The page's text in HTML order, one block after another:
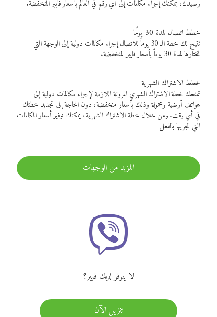
رصيدك، يمكنك إجراء مكالمات إلى أي رقم في العالم بأسعار فايبر المنخفضة.
خطط اتصال لمدة 30 يومًا
تتيح لك خطة الـ 30 يوماً للاتصال إجراء مكالمات دولية إلى الوجهة التي
تختارها لمدة 30 يوماً بأسعار فايبر المنخفضة.
خطط الاشتراك الشهرية
تمنحك خطة الاشتراك الشهري المرونة اللازمة لإجراء مكالمات دولية إلى
هواتف أرضية ومحمولة وذلك بأسعار منخفضة، دون الحاجة إلى تجديد خطتك
في أي وقت. ومن خلال خطة الاشتراك الشهرية، يمكنك توفير أسعار المكالمات
التي تجريها بالفعل
المزيد من الوجهات
لا يتوفر لديك فايبر؟
تنزيل الآن